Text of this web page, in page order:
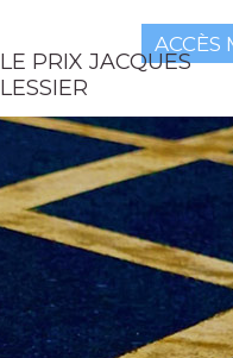
ACCÈS
LE PRIX JACQUES
LESSIER